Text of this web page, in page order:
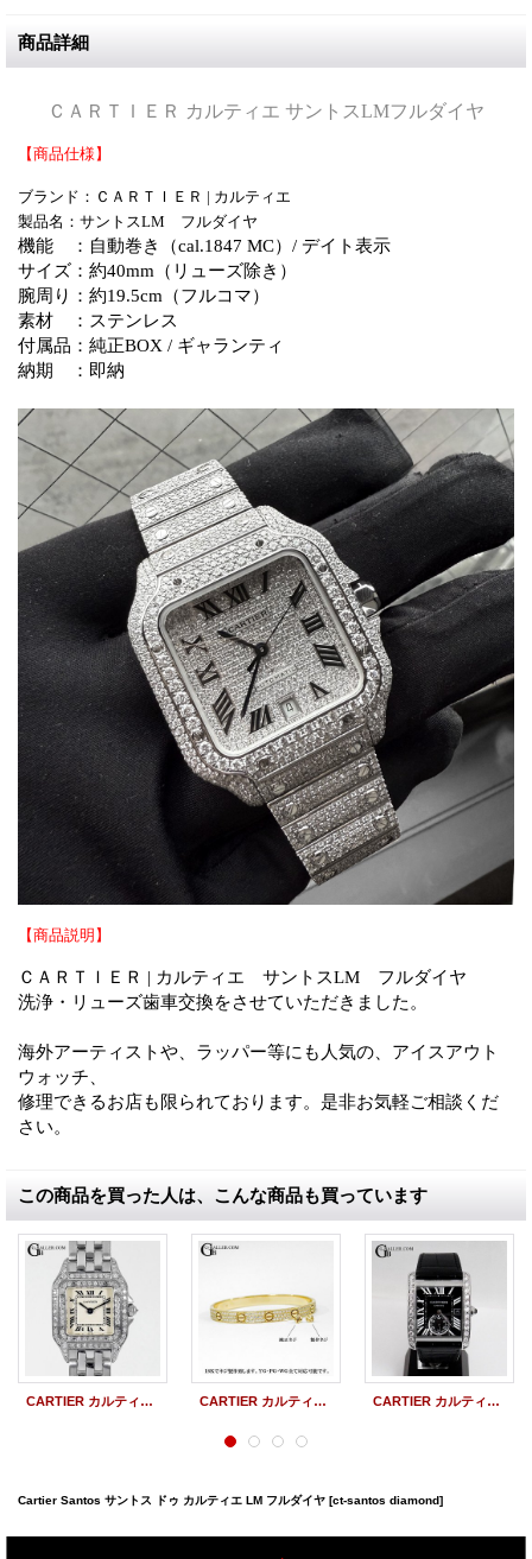
商品詳細
ＣＡＲＴＩＥＲ カルティエ サントスLMフルダイヤ
【商品仕様】
ブランド：ＣＡＲＴＩＥＲ | カルティエ
製品名：サントスLM フルダイヤ
機能 ：自動巻き（cal.1847 MC） / デイト表示
サイズ：約40mm（リューズ除き）
腕周り：約19.5cm（フルコマ）
素材 ：ステンレス
付属品：純正BOX / ギャランティ
納期 ：即納
【商品説明】
ＣＡＲＴＩＥＲ | カルティエ サントスLM フルダイヤ
洗浄・リューズ歯車交換をさせていただきました。
海外アーティストや、ラッパー等にも人気の、アイスアウト
ウォッチ、
修理できるお店も限られております。是非お気軽ご相談くだ
さい。
この商品を買った人は、こんな商品も買っています
CARTIER カルティエ パンテール SM オーバーホール （アフターダイヤ製品） CARTIER カルティエ ラブブレス ネジ ビス 製作（アフターダイヤ製品） CARTIER カルティエ タンクMC リューズ修理 （アフターダイヤ製品）
Cartier Santos サントス ドゥ カルティエ LM フルダイヤ [ct-santos diamond]